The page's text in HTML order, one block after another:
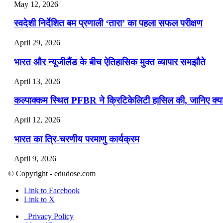
May 12, 2026
स्वदेशी निर्देशित बम प्रणाली ‘तारा’ का पहला सफल परीक्षण
April 29, 2026
भारत और न्यूजीलैंड के बीच ऐतिहासिक मुक्त व्यापार समझौते
April 13, 2026
कल्पाक्कम स्थित PFBR ने क्रिटिकेलिटी हासिल की, जानिए क्या
April 12, 2026
भारत का त्रि-चरणीय परमाणु कार्यक्रम
April 9, 2026
नासा का आर्टेमिस-2 मिशन: मनुष्य एक बार फिर से चंद्रमा के
April 7, 2026
वित्तीय वर्ष 2026-27 की पहली द्विमासिक मौद्रिक नीति समीक्षा
© Copyright - edudose.com
Link to Facebook
Link to X
Privacy Policy